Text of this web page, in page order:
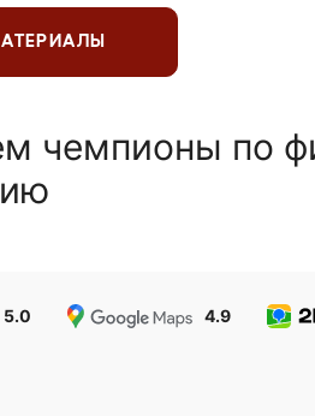
чемпионы по
5.0 4.9